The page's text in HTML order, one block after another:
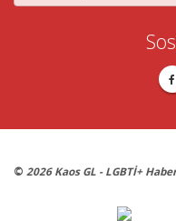
© 2026 Kaos GL - LGBTİ+